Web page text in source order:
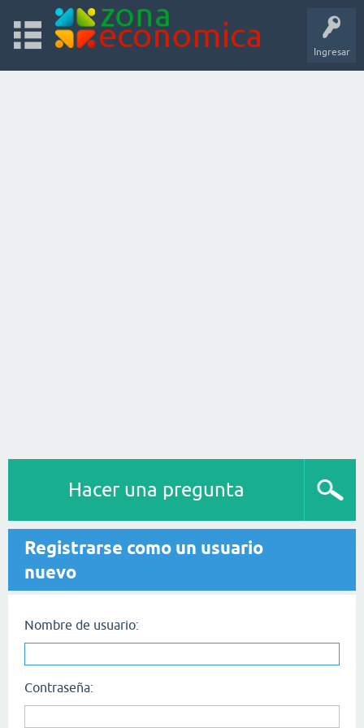
Ingresar
Hacer una pregunta
Registrarse como un usuario
nuevo
Nombre de usuario:
Contraseña: